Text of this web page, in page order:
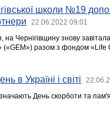
школи №19
22.06.2022 09:01
на Чернігівщину знову
(«GEM») разом з фондом «Life
в Україні і світі
День скорботи та